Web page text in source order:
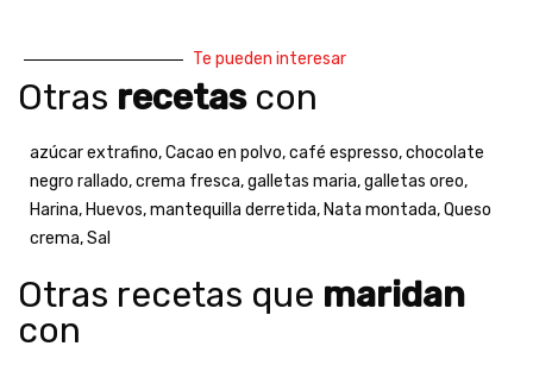
Te pueden interesar
Otras recetascon
azúcar extrafino,Cacao en polvo,café espresso,chocolate
negro rallado,crema fresca,galletas maria,galletas oreo,
Harina, Huevos,mantequilla derretida, Nata montada,Queso
crema,Sal
Otras recetas que maridan
con